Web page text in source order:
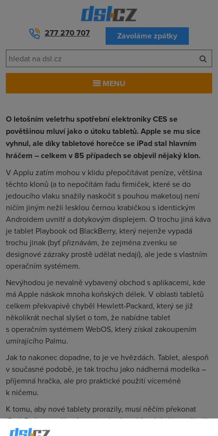
277 270 707 Zavoláme zpátky
MENU
O letošním veletrhu spotřební elektroniky CES se
povětšinou mluví jako o útoku tabletů. Apple se mu sice
vyhnul, ale díky tabletové horečce se iPad stal hlavním
hráčem – celkem v 85 případech se objevil nějaký klon.
V Applu zatím mohou v klidu přepočítávat peníze, většina
těchto klonů (a to nepočítám řadu firmiček, které se do
jedoucího vlaku snažily naskočit s pouhou maketou) není
ničím jiným nežli lesklou černou krabičkou s identickým
Androidem uvnitř a dotykovým displejem. O trochu jiná káva
je tablet Playbook od BlackBerry, který nejenže vypadá
trochu jinak (byť přiznávám, že zejména zvenku se
designové zázraky prostě udělat nedají), ale jede s vlastním
operačním systémem.
Nevýhodou je nevalně vybavený obchod s aplikacemi, kde
má Apple náskok mnoha koňských délek. V oblasti tabletů
celkem překvapivě chyběl Hewlett-Packard, který se již
několikrát nechal slyšet o tom, že nabídne tablet
s operačním systémem WebOS, který získal zakoupením
umírajícího Palmu.
Jak to nakonec dopadne, to je ve hvězdách. Tablet, alespoň
v současné podobě, je tak trochu jako nádherná modelka –
příjemná hračka, ale pro praktické použití víceméně
k ničemu.
K tomu, aby nové tablety prorazily, musí něčím překonat
iPad. Počtem aplikací to asi nebude, takže zbývá jen několik
možností: nové funkce (např. videokamera), výrazně lepší